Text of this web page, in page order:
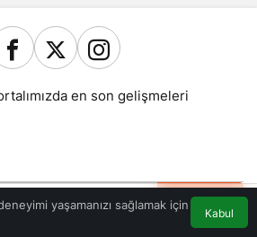
yaşamanızı sağlamak için
Kabul
en son gelişmeleri
ABONE OL
Trafik